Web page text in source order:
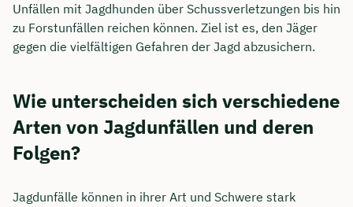
Unfällen mit Jagdhunden über Schussverletzungen bis hin
zu Forstunfällen reichen können. Ziel ist es, den Jäger
gegen die vielfältigen Gefahren der Jagd abzusichern.
Wie unterscheiden sich verschiedene
Arten von Jagdunfällen und deren
Folgen?
Jagdunfälle können in ihrer Art und Schwere stark